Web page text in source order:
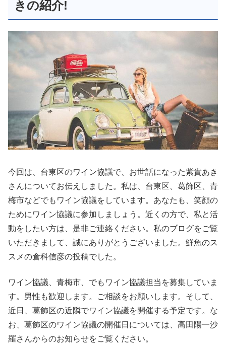
きの紹介!
今回は、台東区のワイン協議で、お世話になった紫貴あき
さんについてお伝えしました。私は、台東区、葛飾区、青
梅市などでもワイン協議をしています。あなたも、笑顔の
ためにワイン協議に参加しましょう。近くの方で、私と活
動をしたい方は、是非ご連絡ください。私のブログをご覧
いただきまして、誠にありがとうございました。鮮魚のス
スメの倉科信彦の投稿でした。
ワイン協議、青梅市、でもワイン協議担当を募集していま
す。男性も歓迎します。ご相談をお願いします。そして、
近日、葛飾区の近隣でワイン協議を開催する予定です。な
お、葛飾区のワイン協議の開催日については、高田陽一沙
羅さんからのお知らせをご覧ください。